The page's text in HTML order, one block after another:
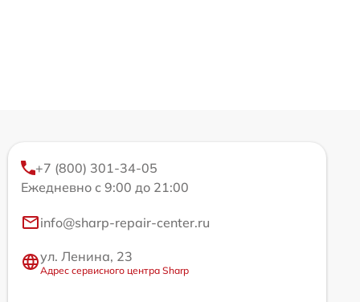
+7 (800) 301-34-05
Ежедневно с 9:00 до 21:00
info@sharp-repair-center.ru
ул. Ленина, 23
Адрес сервисного центра Sharp